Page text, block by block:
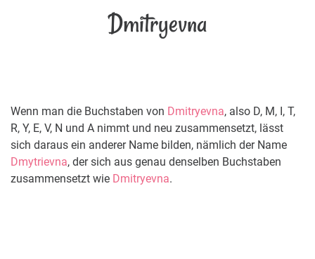
Dmitryevna
Wenn man die Buchstaben von Dmitryevna, also D, M, I, T,
R, Y, E, V, N und A nimmt und neu zusammensetzt, lässt
sich daraus ein anderer Name bilden, nämlich der Name
Dmytrievna, der sich aus genau denselben Buchstaben
zusammensetzt wie Dmitryevna.